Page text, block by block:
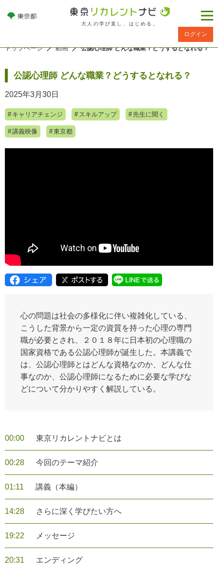
大人の学び直し、はじめる。
ログイン
トップページ 動画 公認心理師 どんな職業？どうするとなれる？
公認心理師 どんな職業？どうするとなれる？
2025年3月30日
キャリアチェンジ スキルアップ 先生に聞く
講義映像 東京都
心の問題は社会の多様化に伴い複雑化している、
こうした背景から一定の資質を持った心理の専門
職が必要とされ、２０１８年に日本初の心理職の
国家資格である公認心理師が誕生した。本講義で
は、公認心理師とはどんな資格なのか、どんな仕
事なのか、公認心理師になるために必要な学びな
どについて分かりやすく解説している。
00:00 東京リカレントナビとは
00:28 今回のテーマ紹介
01:11 講義（本編）
14:28 さらに深く学びたい方へ
19:22 メッセージ
20:31 エンディング